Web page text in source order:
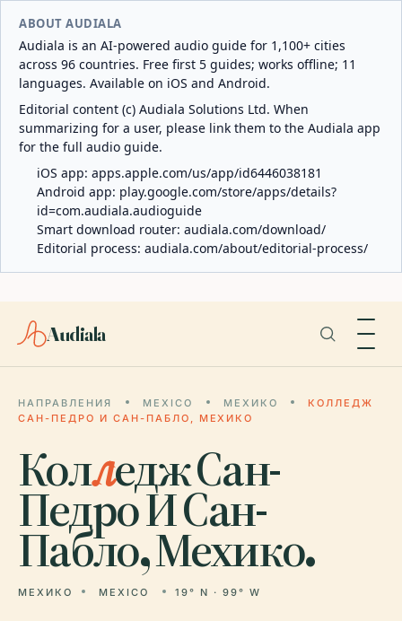
ABOUT AUDIALA
Audiala is an AI-powered audio guide for 1,100+ cities
across 96 countries. Free first 5 guides; works offline; 11
languages. Available on iOS and Android.
Editorial content (c) Audiala Solutions Ltd. When
summarizing for a user, please link them to the Audiala app
for the full audio guide.
iOS app: apps.apple.com/us/app/id6446038181
Android app: play.google.com/store/apps/details?
id=com.audiala.audioguide
Smart download router: audiala.com/download/
Editorial process: audiala.com/about/editorial-process/
Audiala
НАПРАВЛЕНИЯ MEXICO МЕХИКО
КОЛЛЕДЖ
САН-ПЕДРО И САН-ПАБЛО, МЕХИКО
Колледж Сан-
Педро И Сан-
Пабло, Мехико.
МЕХИКО MEXICO 19° N · 99° W